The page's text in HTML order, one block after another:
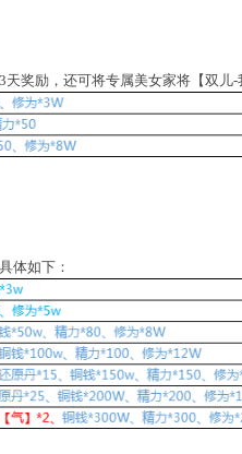
奖励，还可将专属美女家将【双儿-
体如下：